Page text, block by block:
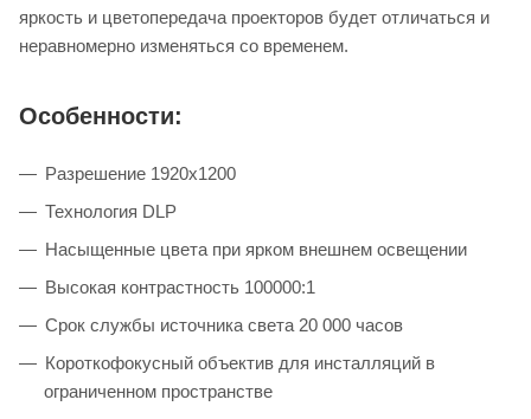
яркость и цветопередача проекторов будет отличаться и
неравномерно изменяться со временем.
Особенности:
Разрешение 1920x1200
Технология DLP
Насыщенные цвета при ярком внешнем освещении
Высокая контрастность 100000:1
Срок службы источника света 20 000 часов
Короткофокусный объектив для инсталляций в
ограниченном пространстве